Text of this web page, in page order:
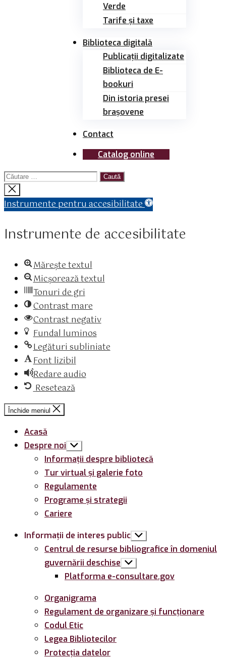
Verde
Tarife și taxe
Biblioteca digitală
Publicații digitalizate
Biblioteca de E-
bookuri
Din istoria presei
brașovene
Contact
Catalog online
Caută
după:
Închide
căutarea
Instrumente pentru accesibilitate
Instrumente de accesibilitate
Mărește textul
Micșorează textul
Tonuri de gri
Contrast mare
Contrast negativ
Fundal luminos
Legături subliniate
Font lizibil
Redare audio
Resetează
Închide meniul
Acasă
Despre noi Arată
submeniul
Informații despre bibliotecă
Tur virtual și galerie foto
Regulamente
Programe și strategii
Cariere
Informații de interes public Arată
submeniul
Centrul de resurse bibliografice în domeniul
guvernării deschise Arată
submeniul
Platforma e-consultare.gov
Organigrama
Regulament de organizare și funcționare
Codul Etic
Legea Bibliotecilor
Protecția datelor